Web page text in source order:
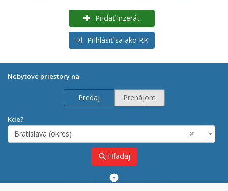
Pridať inzerát
Prihlásiť sa ako RK
Nebytove priestory na
Predaj Prenájom
Kde?
×
Bratislava (okres)
search Hľadaj